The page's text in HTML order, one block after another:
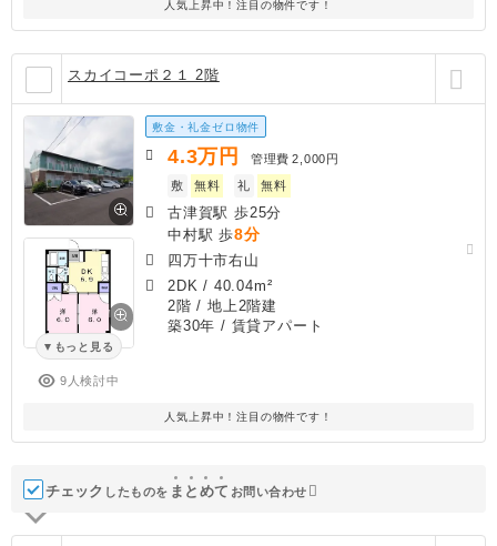
人気上昇中！注目の物件です！
スカイコーポ２１ 2階
もっと見る
9人検討中
敷金・礼金ゼロ物件
4.3万円 管理費 2,000円
敷
無料 礼 無料
古津賀駅 歩25分
中村駅 歩8分
四万十市右山
2DK / 40.04m²
2階 / 地上2階建
築30年 / 賃貸アパート
人気上昇中！注目の物件です！
チェック したものを ま と めて お問い合わせ